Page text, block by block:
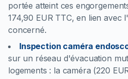
portée atteint ces
174,90 EUR TTC, en lien avec
concerné.
Inspection caméra
sur un réseau d'évacuation
logements : la caméra (220